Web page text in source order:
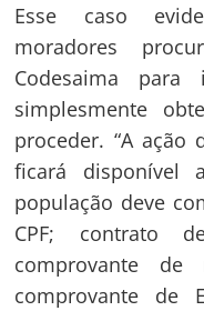
Esse caso
moradores
Codesaima
simplesmente
proceder. “A ação
ficará disponível
população deve
CPF; contrato
comprovante
comprovante de